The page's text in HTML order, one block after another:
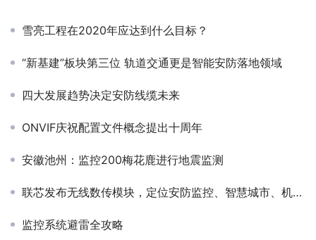
雪亮工程在2020年应达到什么目标？
“新基建”板块第三位 轨道交通更是智能安防落地领域
四大发展趋势决定安防线缆未来
ONVIF庆祝配置文件概念提出十周年
安徽池州：监控200梅花鹿进行地震监测
联芯发布无线数传模块，定位安防监控、智慧城市、机器人等行业应用
监控系统避雷全攻略